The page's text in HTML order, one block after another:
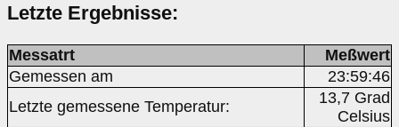
Letzte Ergebnisse:
Messatrt
Meßwert
Gemessen am
23:59:46
Letzte gemessene Temperatur:
13,7 Grad
Celsius